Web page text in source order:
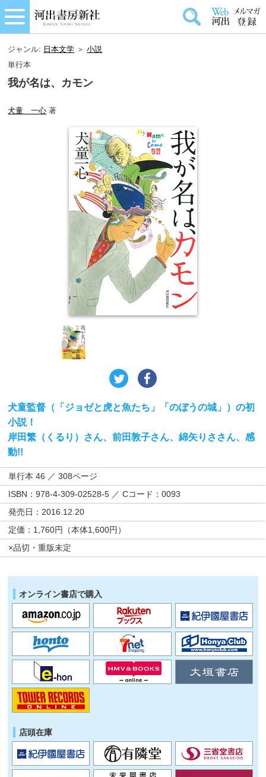
ジャンル: 日本文学 ＞小説
単行本
我が名は、カモン
犬童 一心 著
犬童監督（「ジョゼと虎と魚たち」「のぼうの城」）の初
小説！
岸田繁（くるり）さん、前田敦子さん、綿矢りささん、感
動!!
単行本 46 ／ 308ページ
ISBN：978-4-309-02528-5 ／ Cコード：0093
発売日：2016.12.20
定価：1,760円（本体1,600円）
×品切・重版未定
オンライン書店で購入
店頭在庫